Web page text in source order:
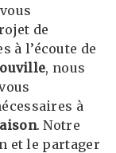
de
à l’écoute de
, nous
à
. Notre
et le partager